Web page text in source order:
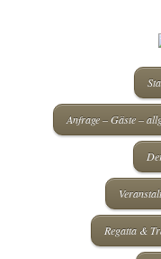
Anfrage – Gäste –
Regatta &